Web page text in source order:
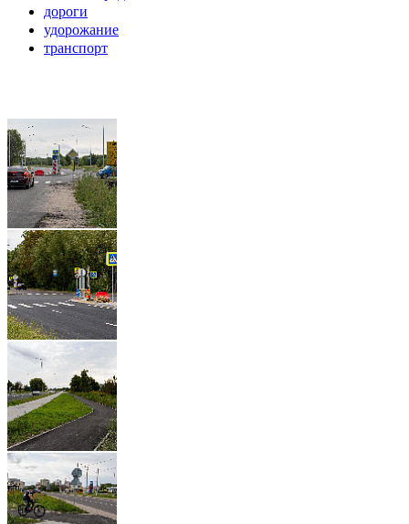
дороги
удорожание
транспорт